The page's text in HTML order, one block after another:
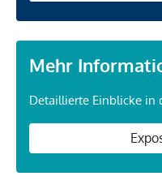
Mehr
Detaillierte Einblicke in